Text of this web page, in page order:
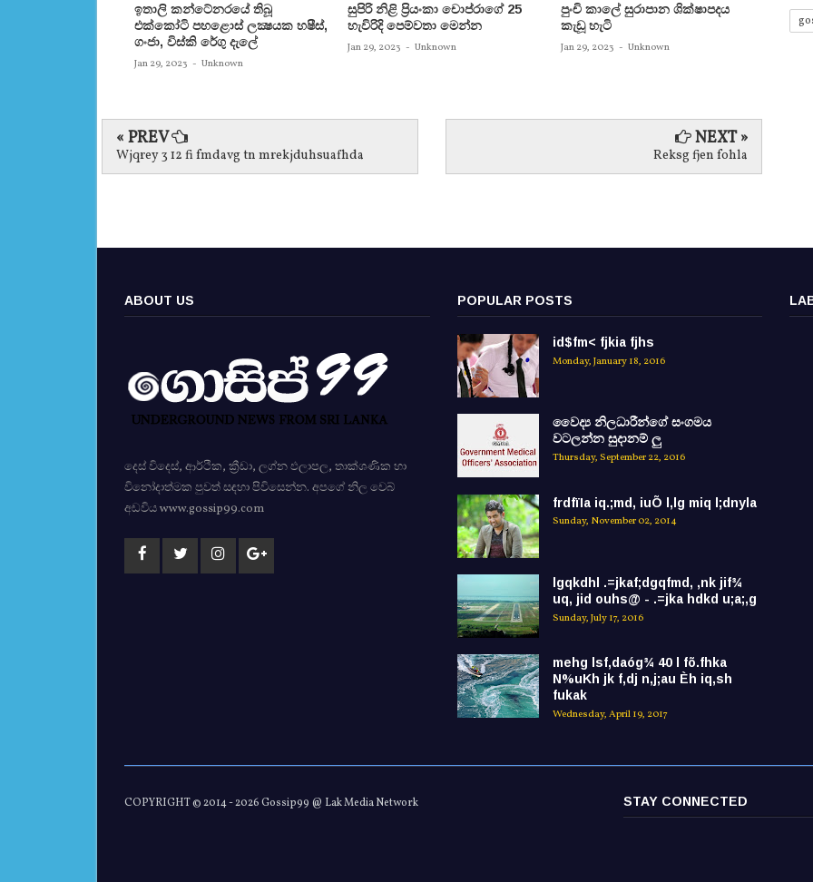
ඉතාලි කන්ටේනරයේ තිබූ
එක්‌කෝටි පහළොස්‌ ලක්‍ෂයක හෂීස්‌,
ගංජා, විස්‌කි රේගු දැලේ
Jan 29, 2023 - Unknown
සුපිරි නිළි ප්‍රියංකා චොප්රාගේ 25
හැවිරිදි පෙම්වතා මෙන්න
Jan 29, 2023 - Unknown
පුංචි කාලේ සුරාපාන ශික්ෂාපදය
කැඩූ හැටි
Jan 29, 2023 - Unknown
සතුන්
« PREV
Wjqrey 3 12 fi fmdavg tn mrekjduhsuafhda
NEXT »
Reksg fjen fohla
ABOUT US
දෙස් විදෙස්, ආර්ථික, ක්‍රීඩා, ලග්න ඵලාපල, තාක්ශණික හා
විනෝදාත්මක පුවත් සඳහා පිවිසෙන්න. අපගේ නිල වෙබ්
අඩවිය www.gossip99.com
POPULAR POSTS
id$fm< fjkia fjhs
Monday, January 18, 2016
වෛද්‍ය නිලධාරීන්ගේ සංගමය
වටලන්න සුදානම් ලු
Thursday, September 22, 2016
frdfïIa iq.;md, iuÕ l,lg miq l;dnyla
Sunday, November 02, 2014
lgqkdhl .=jkaf;dgqfmd, ,nk jif¾
uq, jid ouhs@ - .=jka hdkd u;a;,g
Sunday, July 17, 2016
mehg lsf,daóg¾ 40 l fõ.fhka
N%uKh jk f,dj n,j;au Èh iq,sh
fukak
Wednesday, April 19, 2017
COPYRIGHT © 2014 -2026 Gossip99 @ Lak Media Network STAY CONNECTED